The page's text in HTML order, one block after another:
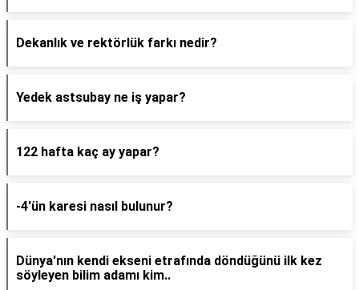
Dekanlık ve rektörlük farkı nedir?
Yedek astsubay ne iş yapar?
122 hafta kaç ay yapar?
-4'ün karesi nasıl bulunur?
Dünya'nın kendi ekseni etrafında döndüğünü ilk kez
söyleyen bilim adamı kim..